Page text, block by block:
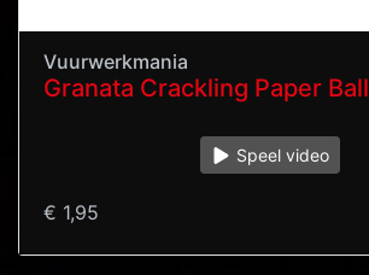
Vuurwerkmania
Granata Crackling Paper Ball
Speel video
€ 1,95